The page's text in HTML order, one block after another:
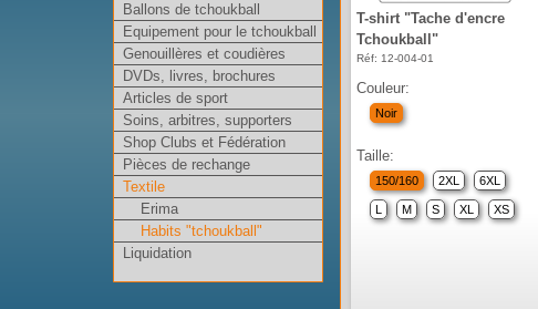
Ballons de tchoukball
Equipement pour le tchoukball
Genouillères et coudières
DVDs, livres, brochures
Articles de sport
Soins, arbitres, supporters
Shop Clubs et Fédération
Pièces de rechange
Textile
Erima
Habits "tchoukball"
Liquidation
T-shirt "Tache d'encre
Tchoukball"
Réf: 12-004-01
Couleur:
Noir
Taille:
150/160 2XL 6XL
L M S XL XS